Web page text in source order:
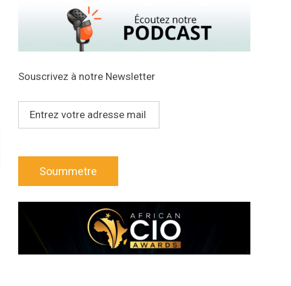
Souscrivez à notre Newsletter